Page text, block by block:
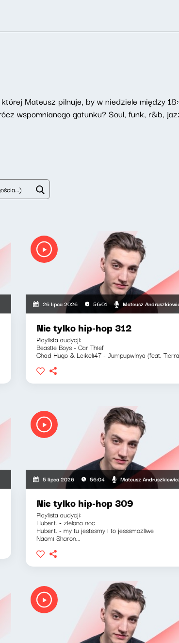
Mateusz pilnuje, by w niedziele między
wspomnianego gatunku? Soul, funk, r&b,
26 lipca 2026 56:01 Mateusz
Nie tylko hip-hop 312
Playlista audycji:
Beastie Boys - Car Thief
Chad Hugo & Leikeli47 - Jumpupw!nya (feat.
5 lipca 2026 56:04 Mateusz
Nie tylko hip-hop 309
Playlista audycji:
Hubert. - zielona noc
Hubert. - my tu jestesmy i to jesssmozliwe
Naomi Sharon...